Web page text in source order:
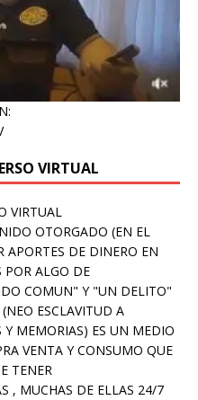
VIRTUAL
VIRTUAL
OTORGADO (EN EL
APORTES DE DINERO EN
POR ALGO DE
COMUN" Y "UN DELITO"
ESCLAVITUD A
Y MEMORIAS) ES UN MEDIO
VENTA Y CONSUMO QUE
TENER
, MUCHAS DE ELLAS 24/7